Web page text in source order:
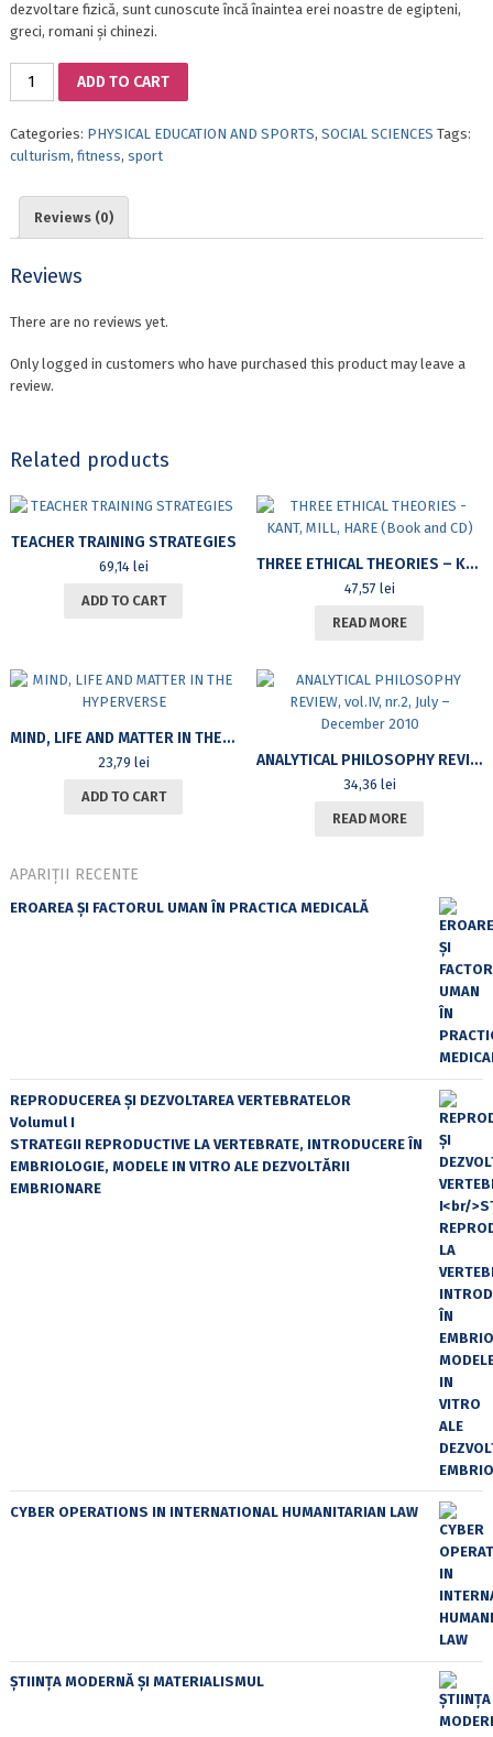
dezvoltare fizică, sunt cunoscute încă înaintea erei noastre de egipteni,
greci, romani și chinezi.
BODYBUILDING
II.
THEORETICAL
METHODICAL
(FOR
SPORTIVE
EDUCATION)
quantity
ADD TO CART
Categories: PHYSICAL EDUCATION AND SPORTS, SOCIAL SCIENCES Tags:
culturism, fitness, sport
Reviews (0)
Reviews
There are no reviews yet.
Only logged in customers who have purchased this product may leave a
review.
Related products
TEACHER TRAINING STRATEGIES
69,14 lei
ADD TO CART
THREE ETHICAL THEORIES – KANT, MILL, HARE (BOOK AND CD)
47,57 lei
READ MORE
MIND, LIFE AND MATTER IN THE HYPERVERSE
23,79 lei
ADD TO CART
ANALYTICAL PHILOSOPHY REVIEW, VOL.IV, NR.2, JULY – DECEMBER 2010
34,36 lei
READ MORE
APARIȚII RECENTE
EROAREA ȘI FACTORUL UMAN ÎN PRACTICA MEDICALĂ
REPRODUCEREA ȘI DEZVOLTAREA VERTEBRATELOR
Volumul I
STRATEGII REPRODUCTIVE LA VERTEBRATE, INTRODUCERE ÎN
EMBRIOLOGIE, MODELE IN VITRO ALE DEZVOLTĂRII
EMBRIONARE
CYBER OPERATIONS IN INTERNATIONAL HUMANITARIAN LAW
ȘTIINȚA MODERNĂ ȘI MATERIALISMUL